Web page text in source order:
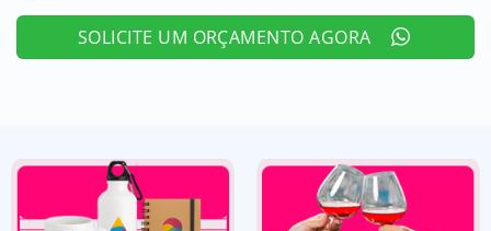
SOLICITE UM ORÇAMENTO AGORA